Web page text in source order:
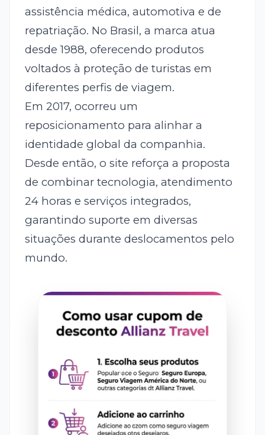
assistência médica, automotiva e de
repatriação. No Brasil, a marca atua
desde 1988, oferecendo produtos
voltados à proteção de turistas em
diferentes perfis de viagem.
Em 2017, ocorreu um
reposicionamento para alinhar a
identidade global da companhia.
Desde então, o site reforça a proposta
de combinar tecnologia, atendimento
24 horas e serviços integrados,
garantindo suporte em diversas
situações durante deslocamentos pelo
mundo.